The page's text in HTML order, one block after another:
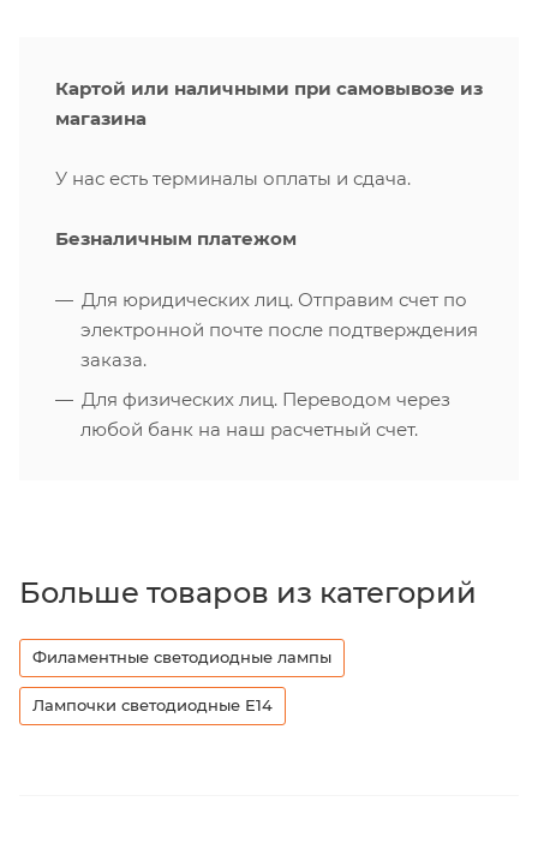
Картой или наличными при самовывозе из
магазина
У нас есть терминалы оплаты и сдача.
Безналичным платежом
Для юридических лиц. Отправим счет по
электронной почте после подтверждения
заказа.
Для физических лиц. Переводом через
любой банк на наш расчетный счет.
Больше товаров из категорий
Филаментные светодиодные лампы
Лампочки светодиодные Е14